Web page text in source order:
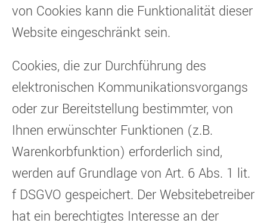
von Cookies kann die Funktionalität dieser
Website eingeschränkt sein.
Cookies, die zur Durchführung des
elektronischen Kommunikationsvorgangs
oder zur Bereitstellung bestimmter, von
Ihnen erwünschter Funktionen (z.B.
Warenkorbfunktion) erforderlich sind,
werden auf Grundlage von Art. 6 Abs. 1 lit.
f DSGVO gespeichert. Der Websitebetreiber
hat ein berechtigtes Interesse an der